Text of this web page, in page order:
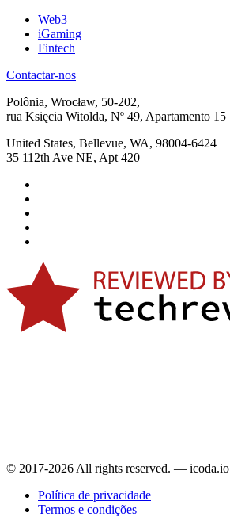
Web3
iGaming
Fintech
Contactar-nos
Polônia, Wrocław, 50-202,
rua Księcia Witolda, Nº 49, Apartamento 15
United States, Bellevue, WA, 98004-6424
35 112th Ave NE, Apt 420
© 2017-2026 All rights reserved. — icoda.io
Política de privacidade
Termos e condições